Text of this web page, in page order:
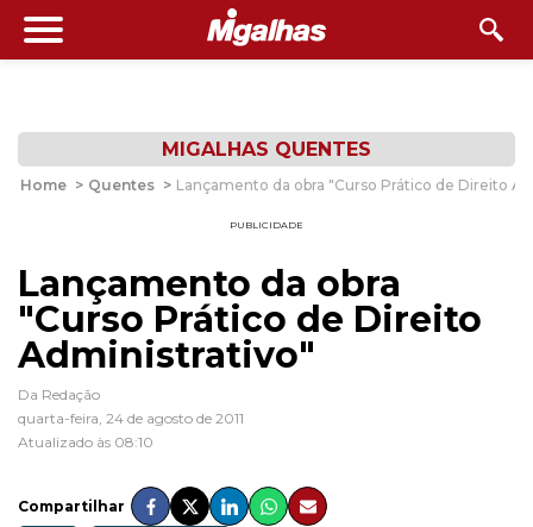
MIGALHAS QUENTES
Home > Quentes > Lançamento da obra "Curso Prático de Direito
PUBLICIDADE
Lançamento da obra
"Curso Prático de Direito
Administrativo"
Da Redação
quarta-feira, 24 de agosto de 2011
Atualizado às 08:10
Compartilhar